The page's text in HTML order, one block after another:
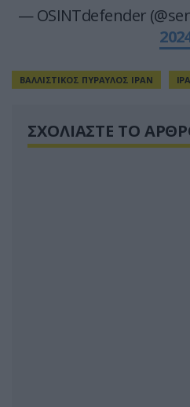
— OSINTdefender
ΒΑΛΛΙΣΤΙΚΟΣ ΠΥΡΑΥΛΟΣ ΙΡΑΝ
ΣΧΟΛΙΑΣΤΕ ΤΟ